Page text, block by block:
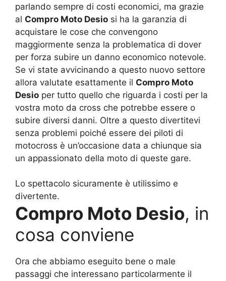
parlando sempre di costi economici, ma grazie
al Compro Moto Desio si ha la garanzia di
acquistare le cose che convengono
maggiormente senza la problematica di dover
per forza subire un danno economico notevole.
Se vi state avvicinando a questo nuovo settore
allora valutate esattamente il Compro Moto
Desio per tutto quello che riguarda i costi per la
vostra moto da cross che potrebbe essere o
subire diversi danni. Oltre a questo divertitevi
senza problemi poiché essere dei piloti di
motocross è un’occasione data a chiunque sia
un appassionato della moto di queste gare.
Lo spettacolo sicuramente è utilissimo e
divertente.
Compro Moto Desio, in
cosa conviene
Ora che abbiamo eseguito bene o male
passaggi che interessano particolarmente il